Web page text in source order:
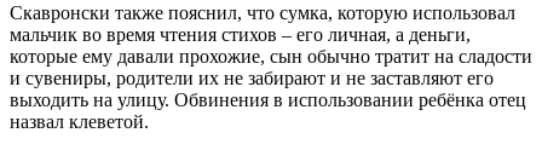
Скавронски также пояснил, что сумка, которую использовал
мальчик во время чтения стихов – его личная, а деньги,
которые ему давали прохожие, сын обычно тратит на сладости
и сувениры, родители их не забирают и не заставляют его
выходить на улицу. Обвинения в использовании ребёнка отец
назвал клеветой.